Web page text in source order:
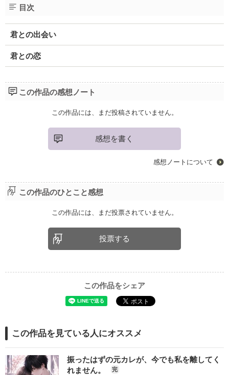
目次
君との出会い
君との恋
この作品の感想ノート
この作品には、まだ投稿されていません。
感想を書く
感想ノートについて
この作品のひとこと感想
この作品には、まだ投票されていません。
投票する
この作品をシェア
この作品を見ている人にオススメ
振ったはずの元カレが、今でも私を離してく
れません。
完